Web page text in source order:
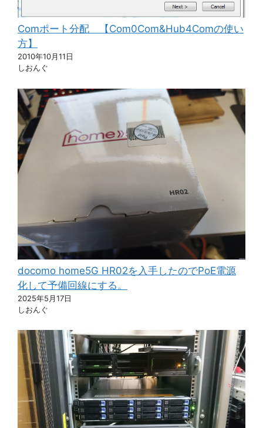
Comポート分配 【Com0Com&Hub4Comの使い
方】
2010年10月11日
しおんぐ
docomo home5G HR02を入手したのでPoE電源
化して予備回線にする。
2025年5月17日
しおんぐ